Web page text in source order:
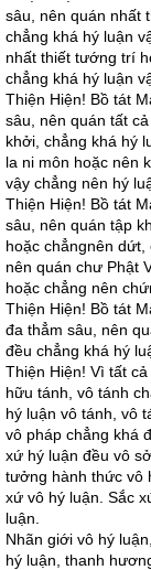
sâu, nên quán nhất
chẳng khá hý luận
nhất thiết tướng trí
chẳng khá hý luận
Thiện Hiện! Bồ tát
sâu, nên quán tất
khởi, chẳng khá hý
la ni môn hoặc nên
vậy chẳng nên hý
Thiện Hiện! Bồ tát
sâu, nên quán tập
hoặc chẳngnên dứt,
nên quán chư Phật
hoặc chẳng nên
Thiện Hiện! Bồ tát
đa thẳm sâu, nên
đều chẳng khá hý
Thiện Hiện! Vì tất
hữu tánh, vô tánh
hý luận vô tánh, vô
vô pháp chẳng khá
xứ hý luận đều vô
tưởng hành thức vô
xứ vô hý luận. Sắc
luận.
Nhãn giới vô hý
hý luận, thanh